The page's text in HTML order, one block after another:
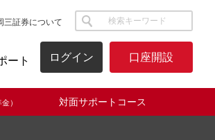
三証券について サイト内検索
ート ログイン 口座開設
） 対面サポートコース